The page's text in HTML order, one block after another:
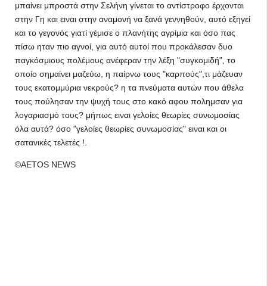
μπαίνει μπροστά στην Σελήνη γίνεται το αντίστροφο έρχονται
στην Γη και ειναι στην αναμονή να ξανά γεννηθούν, αυτό εξηγεί
και το γεγονός γιατί γέμισε ο πλανήτης αγρίμια και όσο πας
πίσω ηταν πιο αγνοί, για αυτό αυτοί που προκάλεσαν δυο
παγκόσμιους πολέμους ανέφεραν την λέξη "συγκομιδή", το
οποίο σημαίνει μαζεύω, η παίρνω τους "καρπούς",τι μάζευαν
τους εκατομμύρια νεκρούς? η τα πνεύματα αυτών που άθελα
τους πούλησαν την ψυχή τους στο κακό αφου πολημσαν για
λογαριασμό τους? μήπως ειναι γελοίες θεωρίες συνωμοσίας
όλα αυτά? όσο "γελοίες θεωρίες συνωμοσίας" ειναι και οι
σατανικές τελετές !.
©AETOS NEWS